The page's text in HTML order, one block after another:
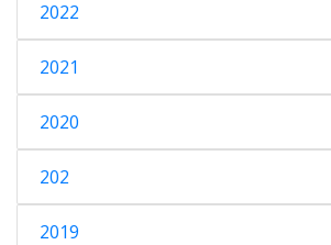
2022
2021
2020
202
2019